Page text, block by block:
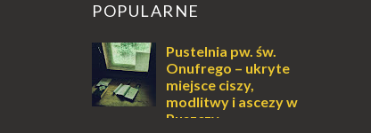
POPULARNE
Pustelnia pw. św.
Onufrego – ukryte
miejsce ciszy,
modlitwy i ascezy w
Puszczy